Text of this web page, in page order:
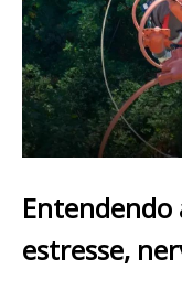
Entendendo
estresse,